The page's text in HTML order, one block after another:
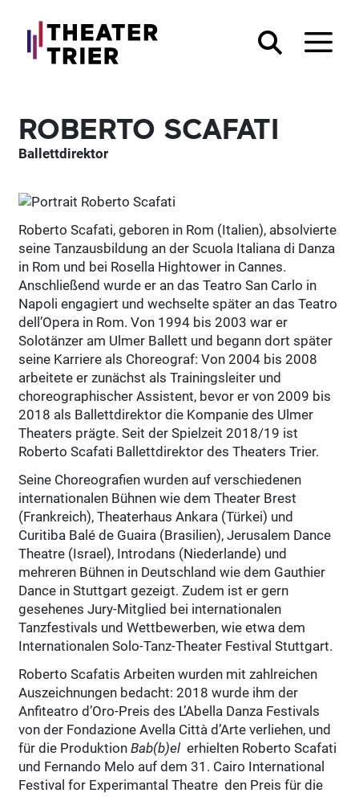
ROBERTO SCAFATI
Ballettdirektor
Roberto Scafati, geboren in Rom (Italien), absolvierte
seine Tanzausbildung an der Scuola Italiana di Danza
in Rom und bei Rosella Hightower in Cannes.
Anschließend wurde er an das Teatro San Carlo in
Napoli engagiert und wechselte später an das Teatro
dell’Opera in Rom. Von 1994 bis 2003 war er
Solotänzer am Ulmer Ballett und begann dort später
seine Karriere als Choreograf: Von 2004 bis 2008
arbeitete er zunächst als Trainingsleiter und
choreographischer Assistent, bevor er von 2009 bis
2018 als Ballettdirektor die Kompanie des Ulmer
Theaters prägte. Seit der Spielzeit 2018/19 ist
Roberto Scafati Ballettdirektor des Theaters Trier.
Seine Choreografien wurden auf verschiedenen
internationalen Bühnen wie dem Theater Brest
(Frankreich), Theaterhaus Ankara (Türkei) und
Curitiba Balé de Guaira (Brasilien), Jerusalem Dance
Theatre (Israel), Introdans (Niederlande) und
mehreren Bühnen in Deutschland wie dem Gauthier
Dance in Stuttgart gezeigt. Zudem ist er gern
gesehenes Jury-Mitglied bei internationalen
Tanzfestivals und Wettbewerben, wie etwa dem
Internationalen Solo-Tanz-Theater Festival Stuttgart.
Roberto Scafatis Arbeiten wurden mit zahlreichen
Auszeichnungen bedacht: 2018 wurde ihm der
Anfiteatro d’Oro-Preis des L’Abella Danza Festivals
von der Fondazione Avella Città d’Arte verliehen, und
für die ProduktionBab(b)el erhielten Roberto Scafati
und Fernando Melo auf dem 31. Cairo International
Festival for Experimantal Theatre den Preis für die